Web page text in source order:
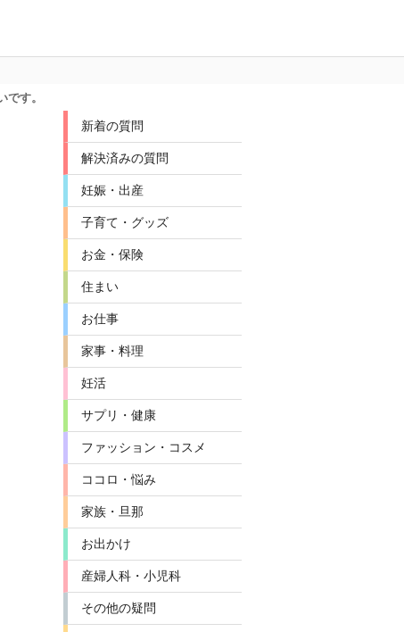
す。
新着の質問
解決済みの質問
妊娠・出産
子育て・グッズ
お金・保険
住まい
お仕事
家事・料理
妊活
サプリ・健康
ファッション・コスメ
ココロ・悩み
家族・旦那
お出かけ
産婦人科・小児科
その他の疑問